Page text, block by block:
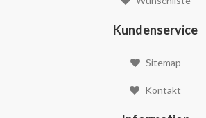
Kundenservice
Sitemap
Kontakt